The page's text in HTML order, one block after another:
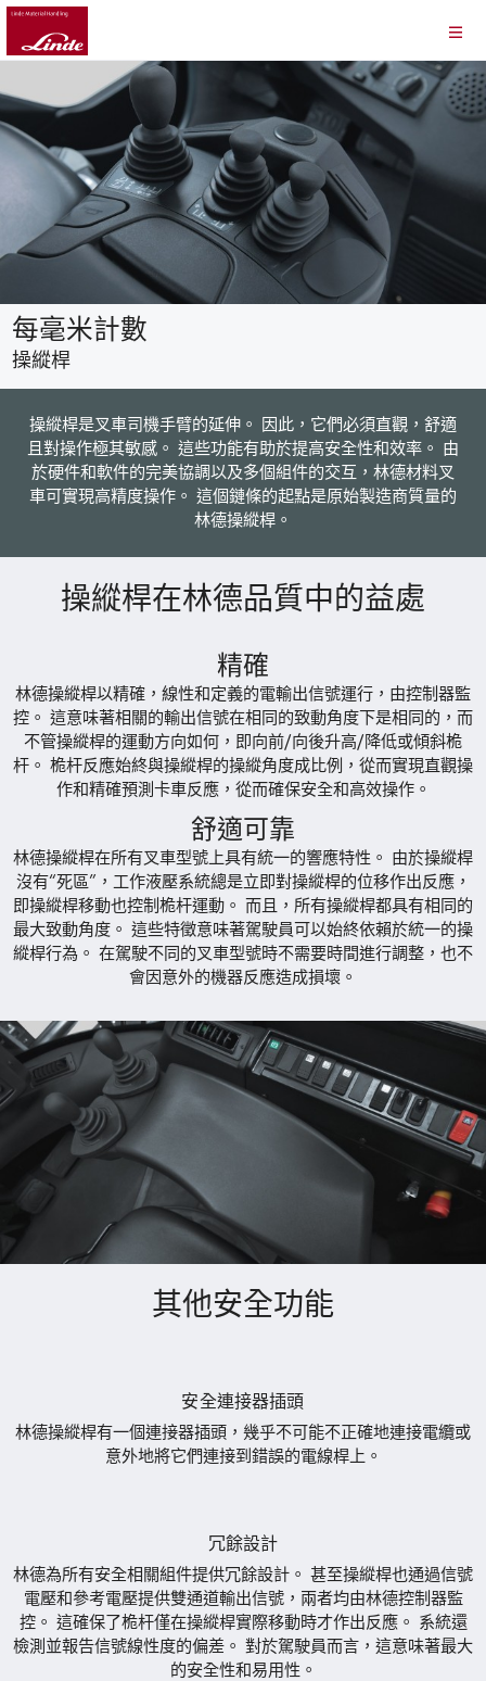
每毫米計數
操縱桿
操縱桿是叉車司機手臂的延伸。 因此，它們必須直觀，舒適
且對操作極其敏感。 這些功能有助於提高安全性和效率。 由
於硬件和軟件的完美協調以及多個組件的交互，林德材料叉
車可實現高精度操作。 這個鏈條的起點是原始製造商質量的
林德操縱桿。
操縱桿在林德品質中的益處
精確
林德操縱桿以精確，線性和定義的電輸出信號運行，由控制器監
控。 這意味著相關的輸出信號在相同的致動角度下是相同的，而
不管操縱桿的運動方向如何，即向前/向後升高/降低或傾斜桅
杆。 桅杆反應始終與操縱桿的操縱角度成比例，從而實現直觀操
作和精確預測卡車反應，從而確保安全和高效操作。
舒適可靠
林德操縱桿在所有叉車型號上具有統一的響應特性。 由於操縱桿
沒有“死區”，工作液壓系統總是立即對操縱桿的位移作出反應，
即操縱桿移動也控制桅杆運動。 而且，所有操縱桿都具有相同的
最大致動角度。 這些特徵意味著駕駛員可以始終依賴於統一的操
縱桿行為。 在駕駛不同的叉車型號時不需要時間進行調整，也不
會因意外的機器反應造成損壞。
其他安全功能
安全連接器插頭
林德操縱桿有一個連接器插頭，幾乎不可能不正確地連接電纜或
意外地將它們連接到錯誤的電線桿上。
冗餘設計
林德為所有安全相關組件提供冗餘設計。 甚至操縱桿也通過信號
電壓和參考電壓提供雙通道輸出信號，兩者均由林德控制器監
控。 這確保了桅杆僅在操縱桿實際移動時才作出反應。 系統還
檢測並報告信號線性度的偏差。 對於駕駛員而言，這意味著最大
的安全性和易用性。